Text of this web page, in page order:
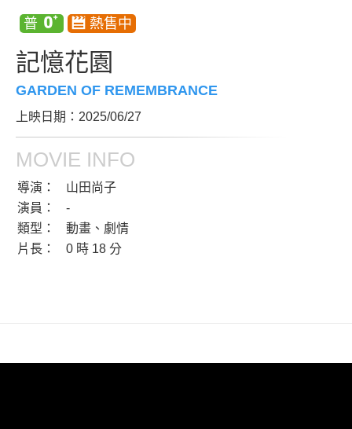
記憶花園
GARDEN OF REMEMBRANCE
上映日期：2025/06/27
MOVIE INFO
導演：
山田尚子
演員：
-
類型：
動畫、劇情
片長：
0 時 18 分